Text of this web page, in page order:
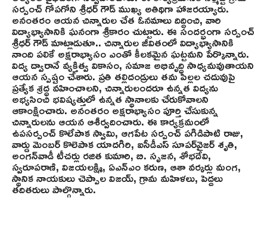
సర్పంచ్ గోపగోని శ్రీధర్ గౌడ్ ముఖ్య అతిథిగా హాజరయ్యారు.
అనంతరం ఆయన చిన్నారుల చేత ఓనమాలు దిద్దించి, వారి
విద్యాభ్యాసానికి ఘనంగా శ్రీకారం చుట్టారు. ఈ సందర్భంగా సర్పంచ్
శ్రీధర్ గౌడ్ మాట్లాడుతూ.. చిన్నారుల జీవితంలో విద్యాభ్యాసానికి
నాంది పలికే అక్షరాభ్యాసం ఎంతో కీలకమైన ఘట్టమని పేర్కొన్నారు.
విద్య ద్వారానే వ్యక్తిత్వ వికాసం, సమాజ అభివృద్ధి సాధ్యమవుతాయని
ఆయన స్పష్టం చేశారు. ప్రతి తల్లిదండ్రులు తమ పిల్లల చదువుపై
ప్రత్యేక శ్రద్ధ వహించాలని, చిన్నారులందరూ ఉన్నత విద్యను
అభ్యసించి భవిష్యత్తులో ఉన్నత స్థానాలకు చేరుకోవాలని
ఆకాంక్షించారు. అనంతరం అక్షరాభ్యాసం పూర్తి చేసుకున్న
చిన్నారులను ఆయన ఆశీర్వదించారు. ఈ కార్యక్రమంలో
ఉపసర్పంచ్ కొలేపాక స్వామి, ఆగపేట సర్పంచ్ పగిడిపాటి రాజు,
వార్డు మెంబర్ కొలెపాక యాదగిరి, ఐసీడీఎస్ సూపర్‌వైజర్ శృతి,
అంగన్‌వాడీ టీచర్లు రజిత కుమారి, బి. సృజన, శోభదేవి,
స్వరూపరాణి, విజయలక్ష్మి, ఏఎన్‌ఎం కరుణ, ఆశా వర్కర్లు మంగ,
స్థానిక నాయకులు చెప్పాల విజయ్, గ్రామ మహిళలు, పెద్దలు
తదితరులు పాల్గొన్నారు.